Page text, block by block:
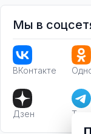
Мы в
ВКонтакте
Дзен